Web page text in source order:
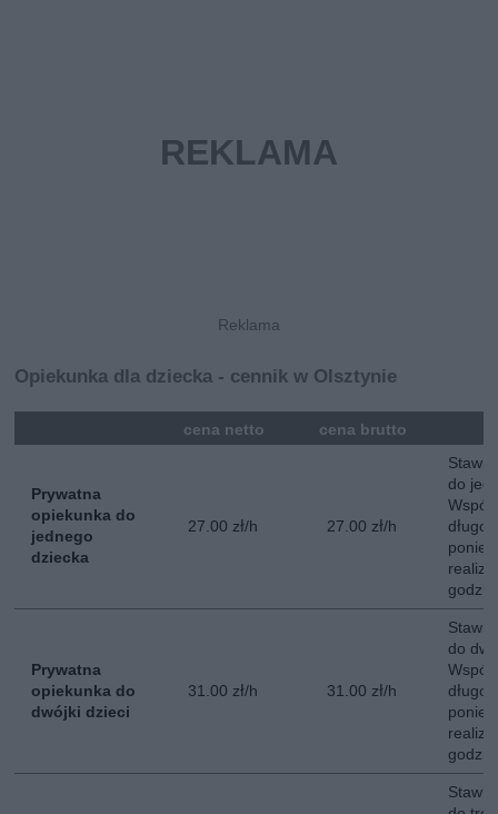
Opiekunka dla dziecka - cennik w Olsztynie
cena netto cena brutto
Prywatna
opiekunka do
jednego
dziecka
27.00 zł/h 27.00 zł/h
do
Prywatna
opiekunka do
dwójki dzieci
31.00 zł/h 31.00 zł/h
do